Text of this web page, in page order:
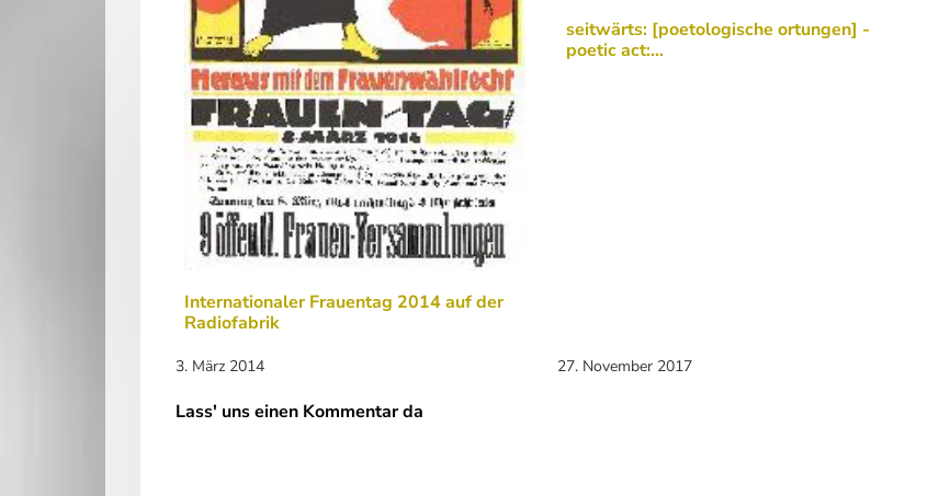
Internationaler Frauentag 2014 auf der
Radiofabrik
3. März 2014
seitwärts: [poetologische ortungen] -
poetic act:…
27. November 2017
Lass' uns einen Kommentar da